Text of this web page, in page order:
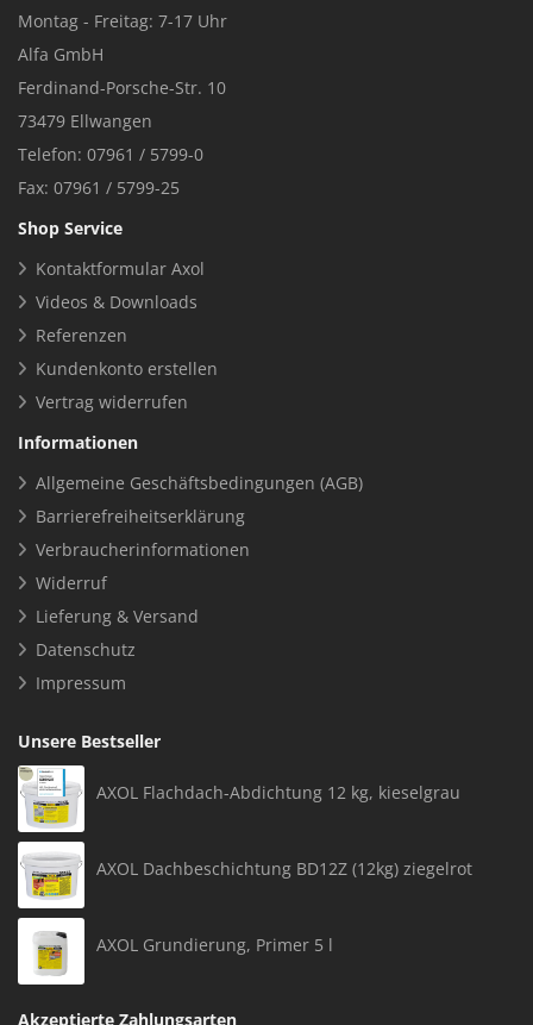
Montag - Freitag: 7-17 Uhr
Alfa GmbH
Ferdinand-Porsche-Str. 10
73479 Ellwangen
Telefon: 07961 / 5799-0
Fax: 07961 / 5799-25
Shop Service
Kontaktformular Axol
Videos & Downloads
Referenzen
Kundenkonto erstellen
Vertrag widerrufen
Informationen
Allgemeine Geschäftsbedingungen (AGB)
Barrierefreiheitserklärung
Verbraucherinformationen
Widerruf
Lieferung & Versand
Datenschutz
Impressum
Unsere Bestseller
AXOL Flachdach-Abdichtung 12 kg, kieselgrau
AXOL Dachbeschichtung BD12Z (12kg) ziegelrot
AXOL Grundierung, Primer 5 l
Akzeptierte Zahlungsarten